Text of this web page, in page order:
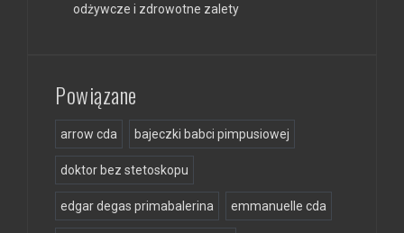
odżywcze i zdrowotne zalety
Powiązane
arrow cda bajeczki babci pimpusiowej
doktor bez stetoskopu
edgar degas primabalerina emmanuelle cda